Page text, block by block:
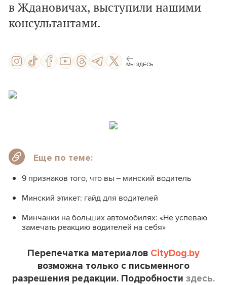
в Ждановичах, выступили нашими
консультантами.
МЫ ЗДЕСЬ
Еще по теме:
9 признаков того, что вы – минский водитель
Минский этикет: гайд для водителей
Минчанки на больших автомобилях: «Не успеваю
замечать реакцию водителей на себя»
Перепечатка материалов CityDog.by
возможна только с письменного
разрешения редакции. Подробности здесь.